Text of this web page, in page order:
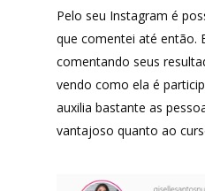
Pelo seu Instagram é
que comentei até então.
comentando seus
vendo como ela é
auxilia bastante as
vantajoso quanto ao